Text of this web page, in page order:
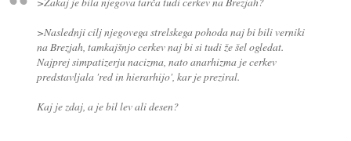
>Naslednji cilj njegovega strelskega pohoda naj bi bili verniki
na Brezjah, tamkajšnjo cerkev naj bi si tudi že šel ogledat.
Najprej simpatizerju nacizma, nato anarhizma je cerkev
predstavljala 'red in hierarhijo', kar je preziral.
Kaj je zdaj, a je bil lev ali desen?